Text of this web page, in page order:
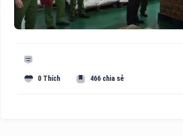
0 Thích 466 chia sẻ